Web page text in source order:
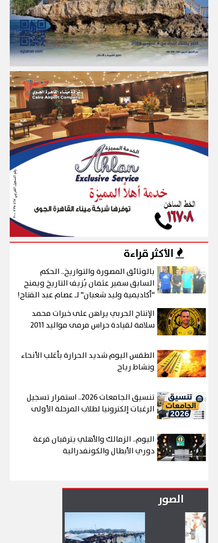
الأكثر قراءة
بالوثائق المصورة والتواريخ.. الحكم
السابق سمير عثمان يُزيف التاريخ ويمنح
"أكاديمية وليد شعبان" لـ عصام عبد الفتاح!
الإنتاج الحربي يراهن على خبرات محمد
سلامة لقيادة حراس مرمى مواليد 2011
الطقس اليوم شديد الحرارة بأغلب الأنحاء
ونشاط رياح
تنسيق الجامعات 2026.. استمرار تسجيل
الرغبات إلكترونيا لطلاب المرحلة الأولى
اليوم.. الزمالك والأهلي يترقبان قرعة
دوري الأبطال والكونفدرالية
الصور